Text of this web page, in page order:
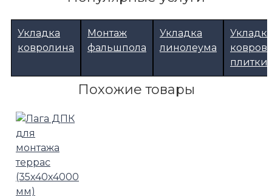
Укладка
ковролина
Монтаж
фальшпола
Укладка
линолеума
Укладка
плитки
Похожие товары